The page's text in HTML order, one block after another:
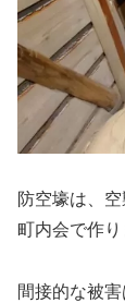
防空壕は、
町内会で作り
間接的な被